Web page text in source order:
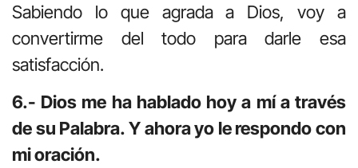
Sabiendo lo que agrada a Dios, voy a
convertirme del todo para darle esa
satisfacción.
6.- Dios me ha hablado hoy a mí a través
de su Palabra. Y ahora yo le respondo con
mi oración.